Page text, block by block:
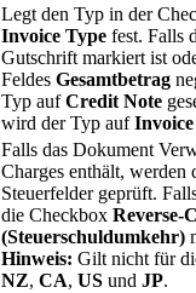
Legt den Typ in der
Invoice Type fest. Falls
Gutschrift markiert ist
Feldes Gesamtbetrag
Typ aufCredit Note
wird der Typ aufInvoice
Falls das Dokument
Charges enthält, werden
Steuerfelder geprüft.
die Checkbox Reverse-
(Steuerschuldumkehr)
Hinweis: Gilt nicht für
NZ, CA, US und JP.